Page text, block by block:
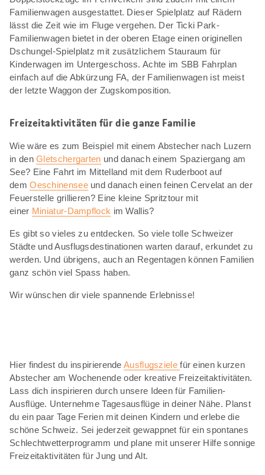
Familienwagen ausgestattet. Dieser Spielplatz auf Rädern
lässt die Zeit wie im Fluge vergehen. Der Ticki Park-
Familienwagen bietet in der oberen Etage einen originellen
Dschungel-Spielplatz mit zusätzlichem Stauraum für
Kinderwagen im Untergeschoss. Achte im SBB Fahrplan
einfach auf die Abkürzung FA, der Familienwagen ist meist
der letzte Waggon der Zugskomposition.
Freizeitaktivitäten für die ganze Familie
Wie wäre es zum Beispiel mit einem Abstecher nach Luzern
in denGletschergarten und danach einem Spaziergang am
See? Eine Fahrt im Mittelland mit dem Ruderboot auf
demOeschinenseeund danach einen feinen Cervelat an der
Feuerstelle grillieren? Eine kleine Spritztour mit
einer Miniatur-Dampflock im Wallis?
Es gibt so vieles zu entdecken. So viele tolle Schweizer
Städte und Ausflugsdestinationen warten darauf, erkundet zu
werden. Und übrigens, auch an Regentagen können Familien
ganz schön viel Spass haben.
Wir wünschen dir viele spannende Erlebnisse!
Hier findest du inspirierendeAusflugszielefür einen kurzen
Abstecher am Wochenende oder kreative Freizeitaktivitäten.
Lass dich inspirieren durch unsere Ideen für Familien-
Ausflüge. Unternehme Tagesausflüge in deiner Nähe. Planst
du ein paar Tage Ferien mit deinen Kindern und erlebe die
schöne Schweiz. Sei jederzeit gewappnet für ein spontanes
Schlechtwetterprogramm und plane mit unserer Hilfe sonnige
Freizeitaktivitäten für Jung und Alt.